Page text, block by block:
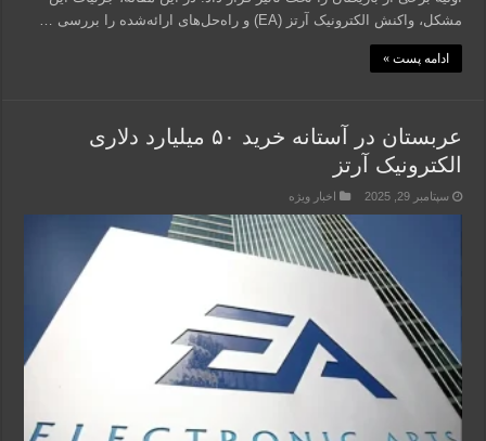
مشکل، واکنش الکترونیک آرتز (EA) و راه‌حل‌های ارائه‌شده را بررسی …
ادامه پست »
عربستان در آستانه خرید ۵۰ میلیارد دلاری
الکترونیک آرتز
سپتامبر 29, 2025 اخبار ویژه